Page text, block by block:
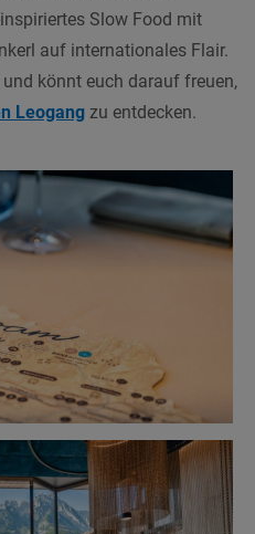
Slow Food mit
auf internationales Flair.
könnt euch darauf freuen,
Leogang zu entdecken.